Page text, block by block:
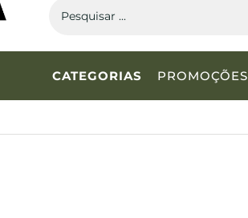
CATEGORIAS PROMOÇÕES